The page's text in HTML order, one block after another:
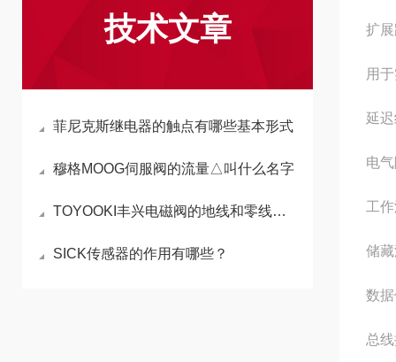
技术文章
菲尼克斯继电器的触点有哪些基本形式
穆格MOOG伺服阀的流量△叫什么名字
TOYOOKI丰兴电磁阀的地线和零线怎么分
SICK传感器的作用有哪些？
扩
用
延迟
电
工
储
数
总